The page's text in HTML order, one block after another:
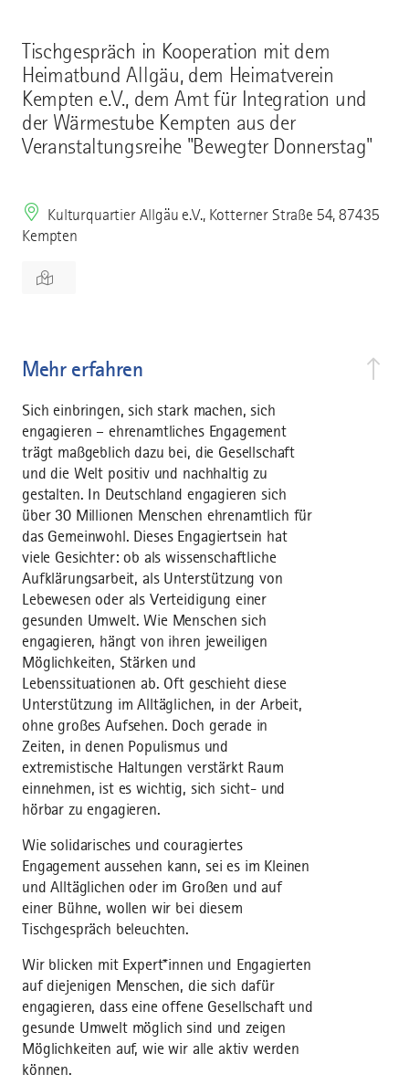
Tischgespräch in Kooperation mit dem
Heimatbund Allgäu, dem Heimatverein
Kempten e.V., dem Amt für Integration und
der Wärmestube Kempten aus der
Veranstaltungsreihe "Bewegter Donnerstag"
Kulturquartier Allgäu e.V., Kotterner Straße 54, 87435
Kempten
Mehr erfahren
Sich einbringen, sich stark machen, sich
engagieren – ehrenamtliches Engagement
trägt maßgeblich dazu bei, die Gesellschaft
und die Welt positiv und nachhaltig zu
gestalten. In Deutschland engagieren sich
über 30 Millionen Menschen ehrenamtlich für
das Gemeinwohl. Dieses Engagiertsein hat
viele Gesichter: ob als wissenschaftliche
Aufklärungsarbeit, als Unterstützung von
Lebewesen oder als Verteidigung einer
gesunden Umwelt. Wie Menschen sich
engagieren, hängt von ihren jeweiligen
Möglichkeiten, Stärken und
Lebenssituationen ab. Oft geschieht diese
Unterstützung im Alltäglichen, in der Arbeit,
ohne großes Aufsehen. Doch gerade in
Zeiten, in denen Populismus und
extremistische Haltungen verstärkt Raum
einnehmen, ist es wichtig, sich sicht- und
hörbar zu engagieren.
Wie solidarisches und couragiertes
Engagement aussehen kann, sei es im Kleinen
und Alltäglichen oder im Großen und auf
einer Bühne, wollen wir bei diesem
Tischgespräch beleuchten.
Wir blicken mit Expert*innen und Engagierten
auf diejenigen Menschen, die sich dafür
engagieren, dass eine offene Gesellschaft und
gesunde Umwelt möglich sind und zeigen
Möglichkeiten auf, wie wir alle aktiv werden
können.